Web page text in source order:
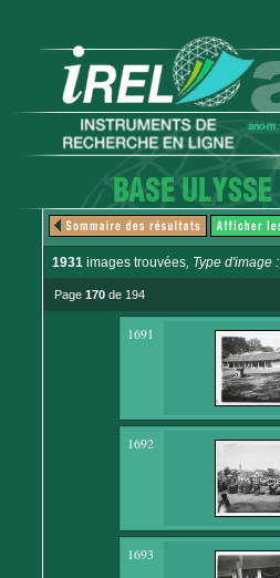
1931 images trouvées, Type d'image :
Page 170 de 194
1691
1692
1693